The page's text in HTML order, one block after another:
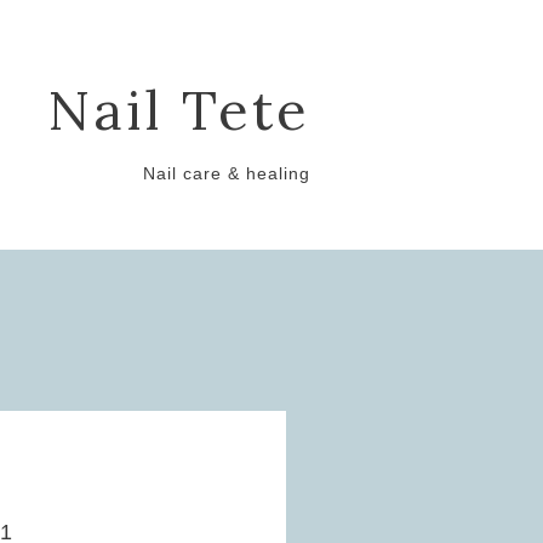
Nail Tete
Nail care & healing